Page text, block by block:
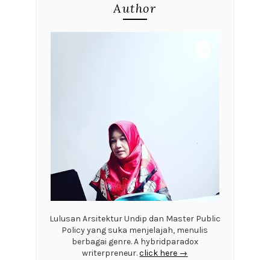
Author
Lulusan Arsitektur Undip dan Master Public
Policy yang suka menjelajah, menulis
berbagai genre. A hybridparadox
writerpreneur.click here →